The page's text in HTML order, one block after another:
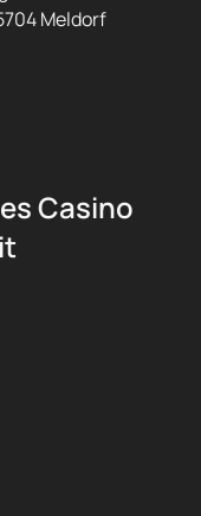
Meldorf
Casino